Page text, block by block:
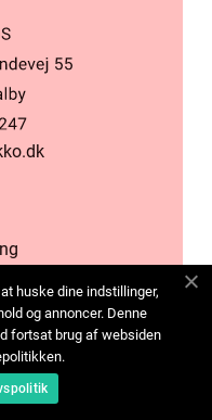
huske dine indstillinger,
og annoncer. Denne
fortsat brug af websiden